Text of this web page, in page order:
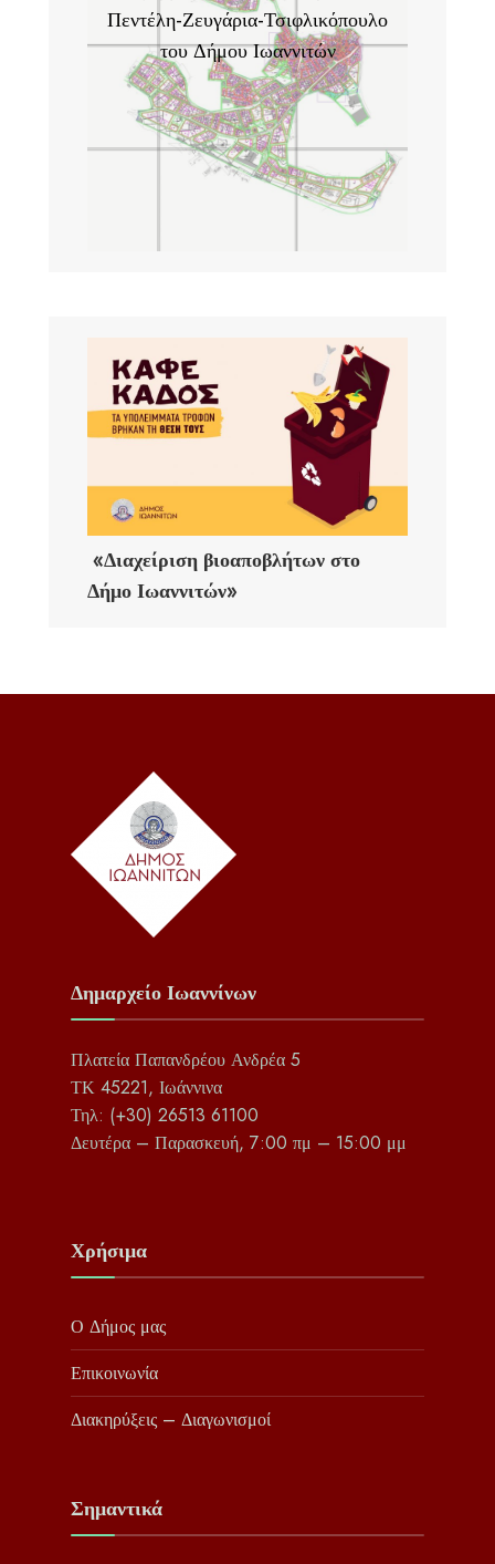
Πεντέλη-Ζευγάρια-Τσιφλικόπουλο
του Δήμου Ιωαννιτών
«Διαχείριση βιοαποβλήτων στο
Δήμο Ιωαννιτών»
Δημαρχείο Ιωαννίνων
Πλατεία Παπανδρέου Ανδρέα 5
ΤΚ 45221, Ιωάννινα
Τηλ: (+30) 26513 61100
Δευτέρα – Παρασκευή, 7:00 πμ – 15:00 μμ
Χρήσιμα
Ο Δήμος μας
Επικοινωνία
Διακηρύξεις – Διαγωνισμοί
Σημαντικά